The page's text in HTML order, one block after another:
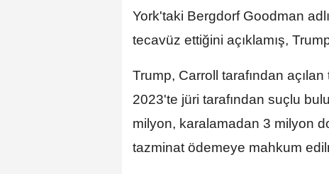
York'taki Bergdorf Goodman
tecavüz ettiğini açıklamış,
Trump, Carroll tarafından
2023'te jüri tarafından suçlu
milyon, karalamadan 3 milyon
tazminat ödemeye mahkum